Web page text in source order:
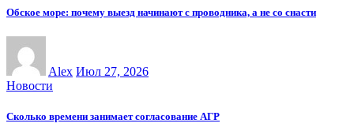
Обское море: почему выезд начинают с проводника, а не со снасти
Alex Июл 27, 2026
Новости
Сколько времени занимает согласование АГР